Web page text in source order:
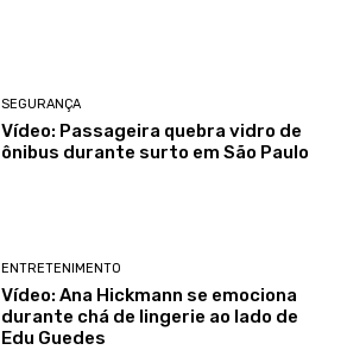
SEGURANÇA
Vídeo: Passageira quebra vidro de
ônibus durante surto em São Paulo
ENTRETENIMENTO
Vídeo: Ana Hickmann se emociona
durante chá de lingerie ao lado de
Edu Guedes